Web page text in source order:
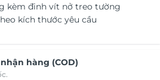
kèm đinh vít nở treo tường
kích thước yêu cầu
hàng (COD)